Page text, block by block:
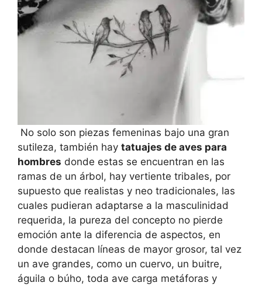
No solo son piezas femeninas bajo una gran
sutileza, también hay tatuajes de aves para
hombres donde estas se encuentran en las
ramas de un árbol, hay vertiente tribales, por
supuesto que realistas y neo tradicionales, las
cuales pudieran adaptarse a la masculinidad
requerida, la pureza del concepto no pierde
emoción ante la diferencia de aspectos, en
donde destacan líneas de mayor grosor, tal vez
un ave grandes, como un cuervo, un buitre,
águila o búho, toda ave carga metáforas y